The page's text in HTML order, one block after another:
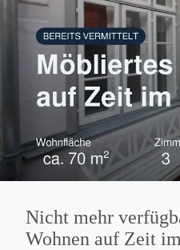
Nicht mehr
Wohnen auf Zeit